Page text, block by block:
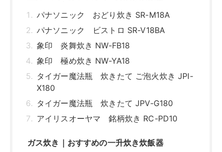
パナソニック おどり炊き SR-M18A
パナソニック ビストロ SR-V18BA
象印 炎舞炊き NW-FB18
象印 極め炊き NW-YA18
タイガー魔法瓶 炊きたて ご泡火炊き JPI-
X180
タイガー魔法瓶 炊きたて JPV-G180
アイリスオーヤマ 銘柄炊き RC-PD10
ガス炊き｜おすすめの一升炊き炊飯器